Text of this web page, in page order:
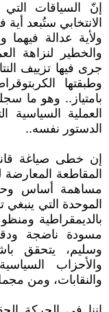
إنّ السياقات
الانتخابي ستُبعد
ولأية عدالة فيهما
والخطير لنزاهة
جرى فيها تزييف
وطبقتها
بامتياز.. وهو ما
العملية
الدستور نفسه..
إن خطى صياغة
المقاطعة
مساهمة أساس
الموحدة التي
بالديمقراطية
مسودة ناضجة
وسليم، يتحقق
والأحزاب
والنقابات، ومن